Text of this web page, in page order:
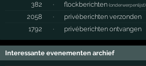
382
· flockberichten(onderwerpenlijst)
2058 ·
privéberichten verzonden
1792
· privéberichten ontvangen
Interessante evenementen archief